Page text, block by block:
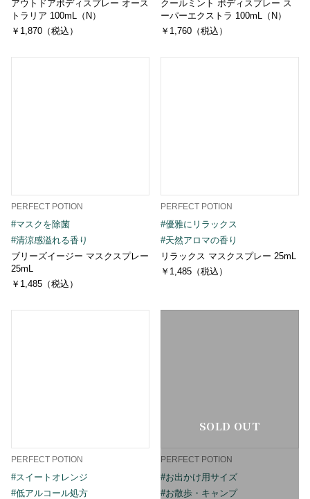
アウトドアボディスプレー オース
トラリア 100mL（N）
￥1,870（税込）
クールミント ボディスプレー ス
ーパーエクストラ 100mL（N）
￥1,760（税込）
PERFECT POTION
#マスクを除菌
#清涼感溢れる香り
ブリーズイージー マスクスプレー
25mL
￥1,485（税込）
PERFECT POTION
#優雅にリラックス
#天然アロマの香り
リラックス マスクスプレー 25mL
￥1,485（税込）
PERFECT POTION
#スイートオレンジ
#低アルコール処方
SOLD OUT
PERFECT POTION
#お出かけ用サイズ
#お散歩・キャンプ